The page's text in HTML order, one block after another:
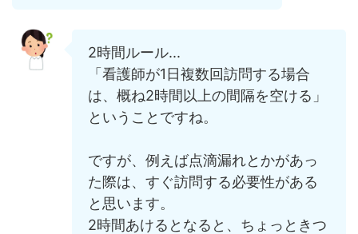
2時間ルール...
「看護師が1日複数回訪問する場合
は、概ね2時間以上の間隔を空ける」
ということですね。
ですが、例えば点滴漏れとかがあっ
た際は、すぐ訪問する必要性がある
と思います。
2時間あけるとなると、ちょっときつ